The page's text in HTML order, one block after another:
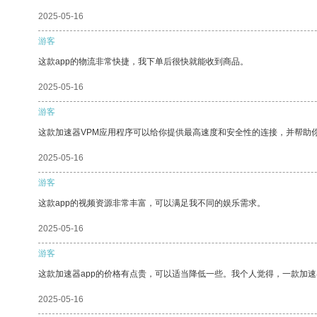
2025-05-16
游客
这款app的物流非常快捷，我下单后很快就能收到商品。
2025-05-16
游客
这款加速器VPM应用程序可以给你提供最高速度和安全性的连接，并帮助
2025-05-16
游客
这款app的视频资源非常丰富，可以满足我不同的娱乐需求。
2025-05-16
游客
这款加速器app的价格有点贵，可以适当降低一些。我个人觉得，一款加
2025-05-16